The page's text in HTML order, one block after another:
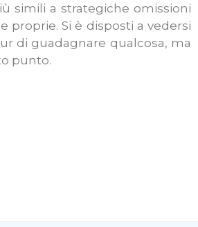
simili a strategiche omissioni
proprie. Si è disposti a vedersi
di guadagnare qualcosa, ma
punto.